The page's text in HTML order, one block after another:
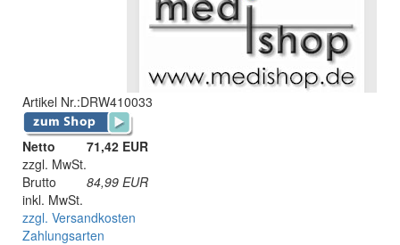
Artikel Nr.:DRW410033
Netto
71,42 EUR
zzgl. MwSt.
Brutto
84,99 EUR
inkl. MwSt.
zzgl. Versandkosten
Zahlungsarten